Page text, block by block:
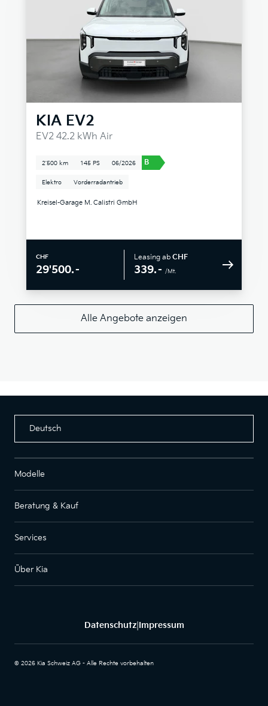
KIA EV2
EV2 42.2 kWh Air
2'500 km 145 PS 06/2026 B
Elektro Vorderradantrieb
Kreisel-Garage M. Calistri GmbH
CHF
29'500.–
Leasing ab CHF
339.– /Mt.
Alle Angebote anzeigen
Deutsch
Modelle
Beratung & Kauf
Services
Über Kia
Datenschutz| Impressum
© 2026 Kia Schweiz AG - Alle Rechte vorbehalten